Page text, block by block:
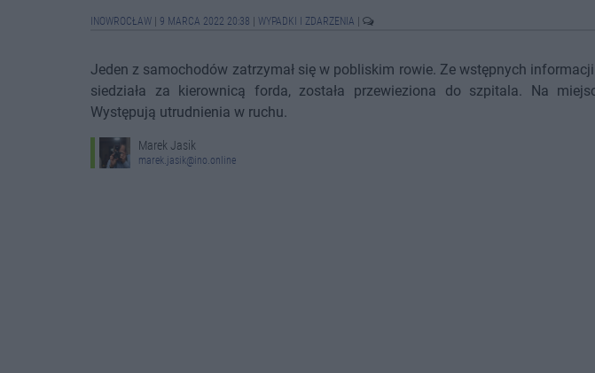
INOWROCŁAW 9 MARCA 2022 20:38 WYPADKI I ZDARZENIA
Jeden z samochodów zatrzymał się w pobliskim rowie. Ze wstępnych
siedziała za kierownicą forda, została przewieziona do szpitala. Na
Występują utrudnienia w ruchu.
Marek Jasik
marek.jasik@ino.online